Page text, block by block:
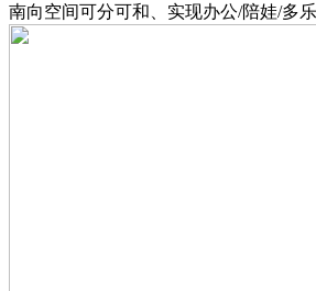
南向空间可分可和、实现办公/陪娃/多